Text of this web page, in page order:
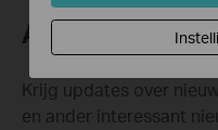
Abonneer
Krijg updates over
en ander interessant